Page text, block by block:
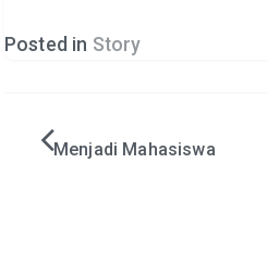
Posted in Story
PostMenjadi Mahasiswa